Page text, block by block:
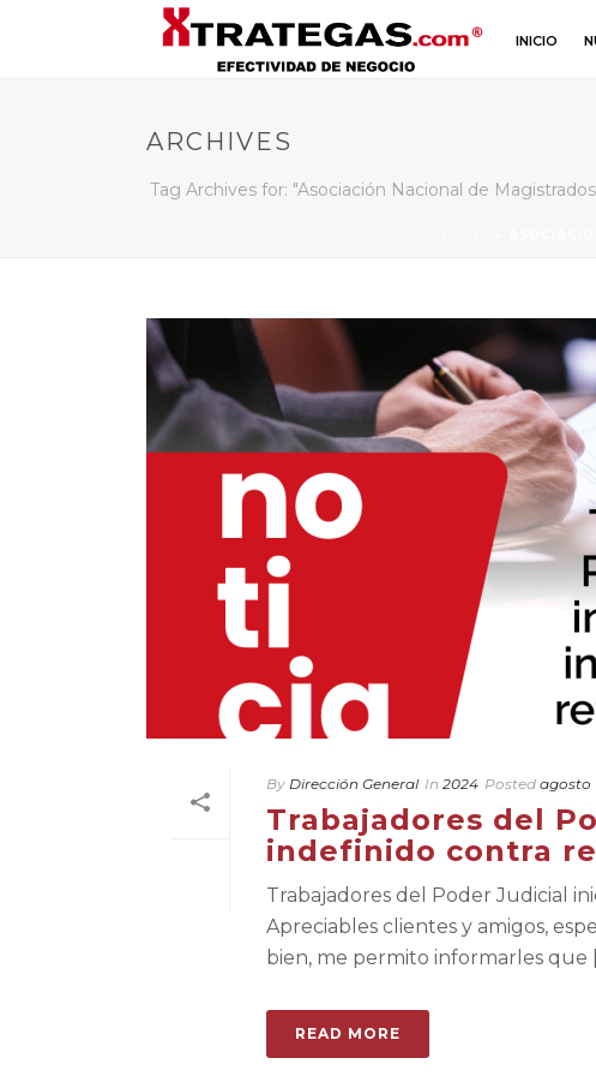
INICIO
ARCHIVES
Tag Archives for: "Asociación Nacional de
By Dirección General In 2024 Posted agosto
Trabajadores del
indefinido contra
Trabajadores del Poder Judicial
Apreciables clientes y amigos,
bien, me permito informarles que
READ MORE